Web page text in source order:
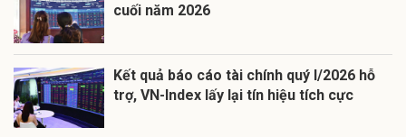
cuối năm 2026
Kết quả báo cáo tài chính quý I/2026 hỗ
trợ, VN-Index lấy lại tín hiệu tích cực